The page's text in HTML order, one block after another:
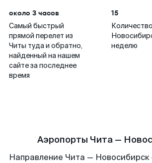
около 3 часов
Самый быстрый
прямой перелет из
Читы туда и обратно,
найденный на нашем
сайте за последнее
время
15
неделю
Аэропорты Чита —
Направление Чита —